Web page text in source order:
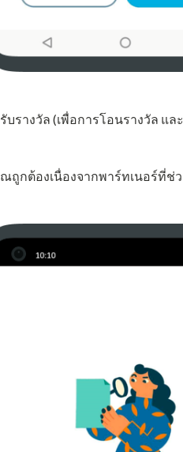
บรางวัล (เพื่อการโอนรางวัล แ
กต้องเนื่องจากพาร์ทเนอร์ที่ช่